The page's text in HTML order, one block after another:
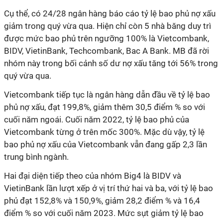
Cụ thể, có 24/28 ngân hàng báo cáo tỷ lệ bao phủ nợ xấu
giảm trong quý vừa qua. Hiện chỉ còn 5 nhà băng duy trì
được mức bao phủ trên ngưỡng 100% là Vietcombank,
BIDV, VietinBank, Techcombank, Bac A Bank. MB đã rời
nhóm này trong bối cảnh số dư nợ xấu tăng tới 56% trong
quý vừa qua.
Vietcombank tiếp tục là ngân hàng dẫn đầu về tỷ lệ bao
phủ nợ xấu, đạt 199,8%, giảm thêm 30,5 điểm % so với
cuối năm ngoái. Cuối năm 2022, tỷ lệ bao phủ của
Vietcombank từng ở trên mốc 300%. Mặc dù vậy, tỷ lệ
bao phủ nợ xấu của Vietcombank vẫn đang gấp 2,3 lần
trung bình ngành.
Hai đại diện tiếp theo của nhóm Big4 là BIDV và
VietinBank lần lượt xếp ở vị trí thứ hai và ba, với tỷ lệ bao
phủ đạt 152,8% và 150,9%, giảm 28,2 điểm % và 16,4
điểm % so với cuối năm 2023. Mức sụt giảm tỷ lệ bao